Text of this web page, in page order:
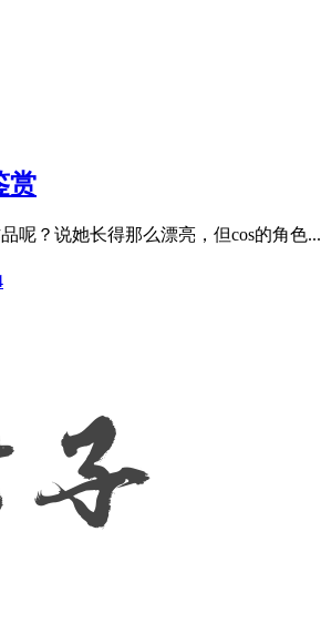
赏
呢？说她长得那么漂亮，但cos的角色...